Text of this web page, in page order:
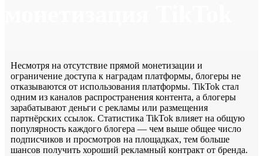
Несмотря на отсутствие прямой монетизации и
ограничение доступа к наградам платформы, блогеры не
отказываются от использования платформы. TikTok стал
одним из каналов распространения контента, а блогеры
зарабатывают деньги с рекламы или размещения
партнёрских ссылок. Статистика TikTok влияет на общую
популярность каждого блогера — чем выше общее число
подписчиков и просмотров на площадках, тем больше
шансов получить хороший рекламный контракт от бренда.